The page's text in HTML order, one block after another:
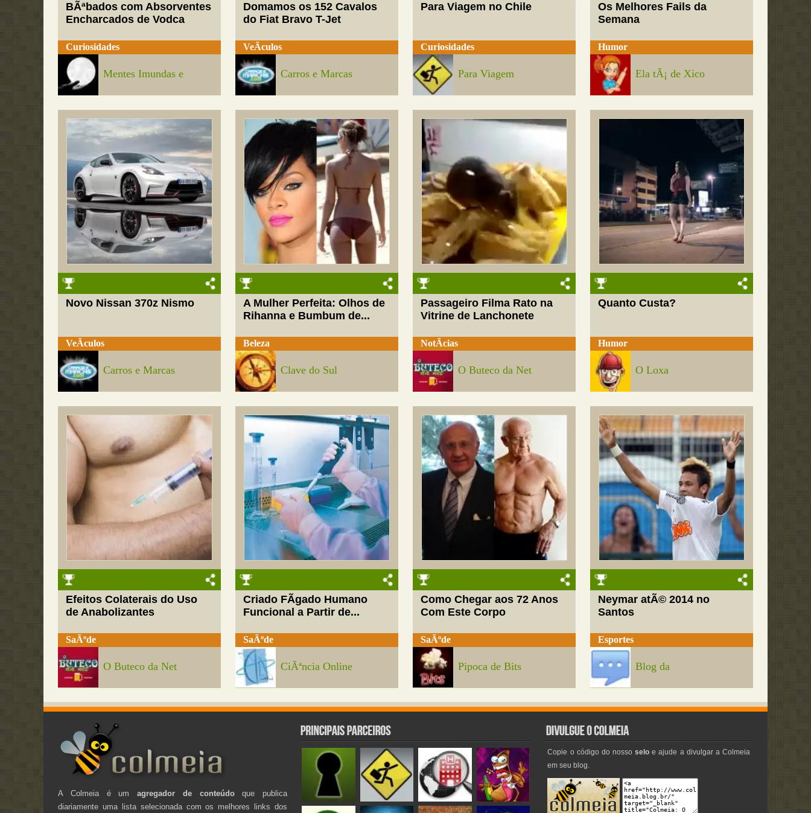
BÃªbados com Absorventes
Encharcados de Vodca
Curiosidades
Mentes Imundas e
Domamos os 152 Cavalos
do Fiat Bravo T-Jet
VeÃ­culos
Carros e Marcas
Para Viagem no Chile
Curiosidades
Para Viagem
Os Melhores Fails da
Semana
Humor
Ela tÃ¡ de Xico
Novo Nissan 370z Nismo
VeÃ­culos
Carros e Marcas
A Mulher Perfeita: Olhos de
Rihanna e Bumbum de...
Beleza
Clave do Sul
Passageiro Filma Rato na
Vitrine de Lanchonete
NotÃ­cias
O Buteco da Net
Quanto Custa?
Humor
O Loxa
Efeitos Colaterais do Uso
de Anabolizantes
SaÃºde
O Buteco da Net
Criado FÃ­gado Humano
Funcional a Partir de...
SaÃºde
CiÃªncia Online
Como Chegar aos 72 Anos
Com Este Corpo
SaÃºde
Pipoca de Bits
Neymar atÃ© 2014 no
Santos
Esportes
Blog da
A Colmeia é umagregador de conteúdoque publica
diariamente uma lista selecionada com os melhores links dos
Copie o código do nossoselo e ajude a divulgar a Colmeia
em seu blog.